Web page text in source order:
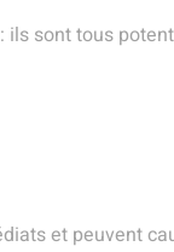
ils sont tous
et peuvent